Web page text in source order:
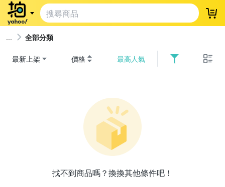
登
全部分類
最新上架 價格 最高人氣
找不到商品嗎？換換其他條件吧！